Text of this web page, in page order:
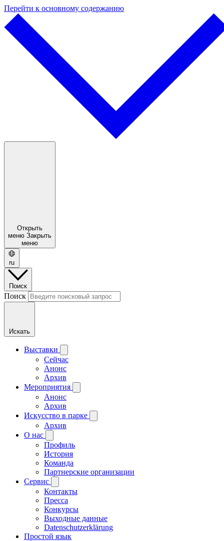
Перейти к основному содержанию
Открыть
меню Закрыть
меню
ru
Поиск
Поиск
Искать
Выставки
Сейчас
Анонс
Архив
Мероприятия
Анонс
Архив
Искусство в парке
Архив
О нас
Профиль
История
Команда
Партнерские организации
Сервис
Контакты
Пресса
Конкурсы
Выходные данные
Datenschutzerklärung
Простой язык